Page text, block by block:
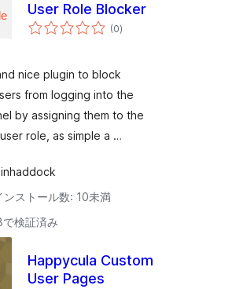
User Role Blocker
(0個
の)
nice plugin to block
from logging into the
by assigning them to the
role, as simple a …
ンストール数: 10未満
検証済み
Happycula Custom
User Pages